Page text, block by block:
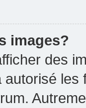
images?
des
autorisé